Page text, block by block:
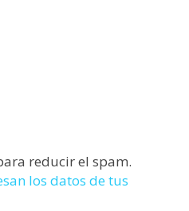
reducir el spam.
los datos de tus